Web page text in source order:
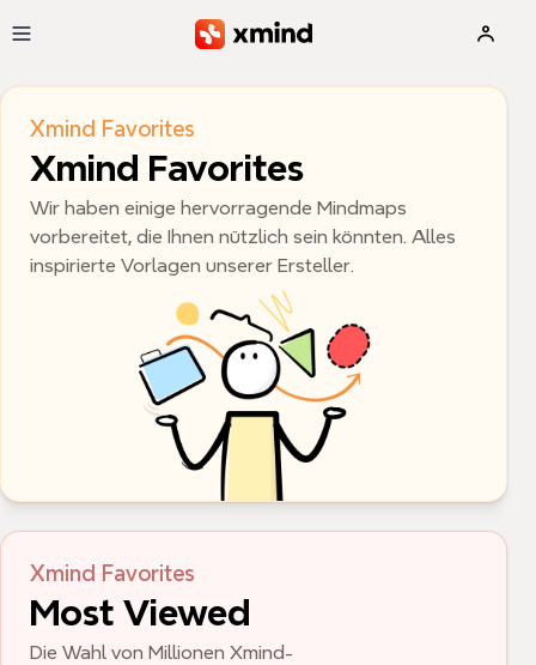
Xmind Favorites
Xmind Favorites
Wir haben einige hervorragende Mindmaps
vorbereitet, die Ihnen nützlich sein könnten. Alles
inspirierte Vorlagen unserer Ersteller.
Xmind Favorites
Most Viewed
Die Wahl von Millionen Xmind-